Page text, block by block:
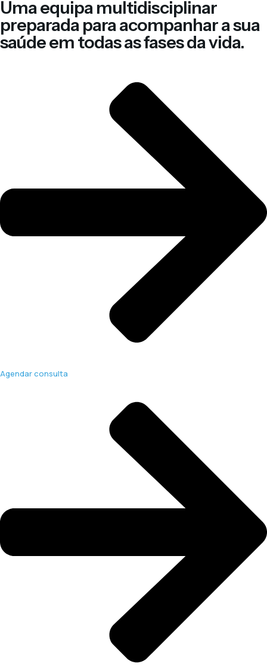
Uma equipa multidisciplinar
preparada para acompanhar a sua
saúde em todas as fases da vida.
Agendar consulta